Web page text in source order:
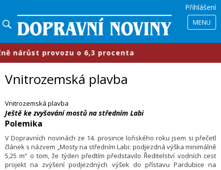
Přihlášení
MENU
provozu o 6,3 procenta
Vnitrozemská plavba
Vnitrozemská plavba
Ještě ke zvyšování mostů na středním Labi
Polemika
V Dopravních novinách ze 14. prosince loňského roku jsem si přečetl
článek s názvem „Mosty na středním Labi: podjezdná výška minimálně
5,25 m“ o tom, že týden předtím představilo Ředitelství vodních cest
projekt na zvýšení podjezdných výšek do přístavu Pardubice na